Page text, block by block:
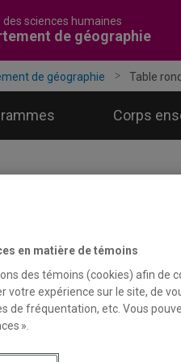
des sciences humaines
de géographie
de géographie Table
Corps
en matière de témoins
des témoins (cookies) afin
votre expérience sur le site, de
de fréquentation, etc. Vous
».